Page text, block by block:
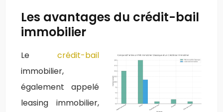
Les avantages du crédit-bail
immobilier
Le crédit-bail
immobilier,
également appelé
leasing immobilier,